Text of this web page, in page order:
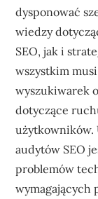
dysponować
wiedzy
SEO, jak i
wszystkim
wyszukiwarek
dotyczące
użytkowników.
audytów SEO
problemów
wymagających